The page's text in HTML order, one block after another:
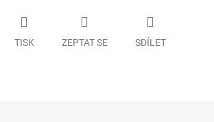
TISK ZEPTAT SE SDÍLET